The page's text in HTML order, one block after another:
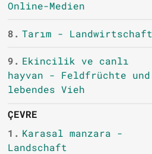
Online-Medien
8. Tarım - Landwirtschaft
9. Ekincilik ve canlı
hayvan - Feldfrüchte und
lebendes Vieh
ÇEVRE
1. Karasal manzara -
Landschaft